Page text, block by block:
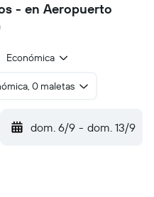
- en Aeropuerto
Económica
0 maletas
dom. 6/9 - dom. 13/9